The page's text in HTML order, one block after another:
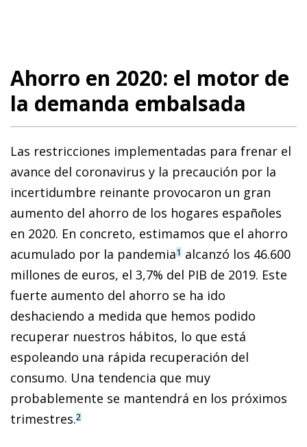
Ahorro en 2020: el motor de
la demanda embalsada
Las restricciones implementadas para frenar el
avance del coronavirus y la precaución por la
incertidumbre reinante provocaron un gran
aumento del ahorro de los hogares españoles
en 2020. En concreto, estimamos que el ahorro
acumulado por la pandemia1 alcanzó los 46.600
millones de euros, el 3,7% del PIB de 2019. Este
fuerte aumento del ahorro se ha ido
deshaciendo a medida que hemos podido
recuperar nuestros hábitos, lo que está
espoleando una rápida recuperación del
consumo. Una tendencia que muy
probablemente se mantendrá en los próximos
trimestres.2